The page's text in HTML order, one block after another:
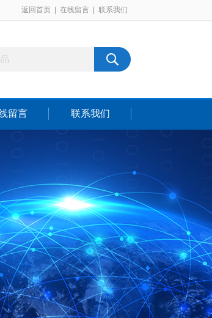
返回首页 在线留言 联系我们
留言 联系我们